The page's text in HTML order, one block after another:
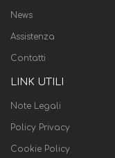
News
Assistenza
Contatti
LINK UTILI
Note Legali
Policy Privacy
Cookie Policy